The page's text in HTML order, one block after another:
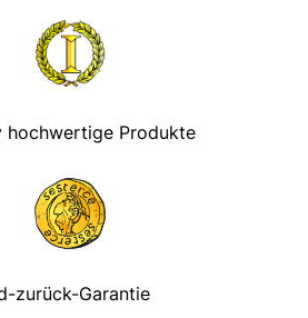
hochwertige Produkte
zurück-Garantie